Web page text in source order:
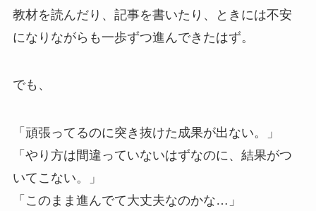
教材を読んだり、記事を書いたり、ときには不安
になりながらも一歩ずつ進んできたはず。
でも、
「頑張ってるのに突き抜けた成果が出ない。」
「やり方は間違っていないはずなのに、結果がつ
いてこない。」
「このまま進んでて大丈夫なのかな…」